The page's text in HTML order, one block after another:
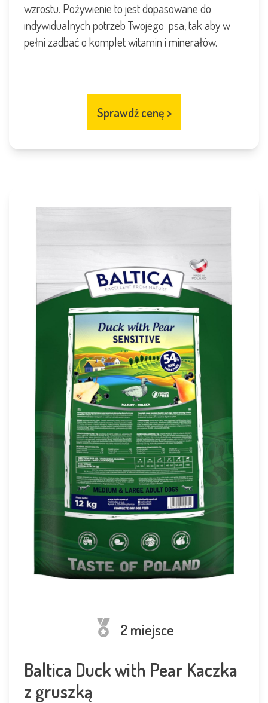
wzrostu. Pożywienie to jest dopasowane do
indywidualnych potrzeb Twojego psa, tak aby w
pełni zadbać o komplet witamin i minerałów.
Sprawdź cenę >
2 miejsce
Baltica Duck with Pear Kaczka
z gruszką